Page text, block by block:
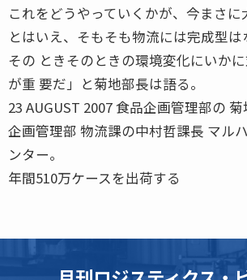
これをどうやっていくかが、今まさに
とはいえ、そもそも物流には完成型は
その ときそのときの環境変化にいか
が重 要だ」と菊地部長は語る。
23 AUGUST 2007 食品企画管理部の
企画管理部 物流課の中村哲課長 マル
ンター。
年間510万ケースを出荷する